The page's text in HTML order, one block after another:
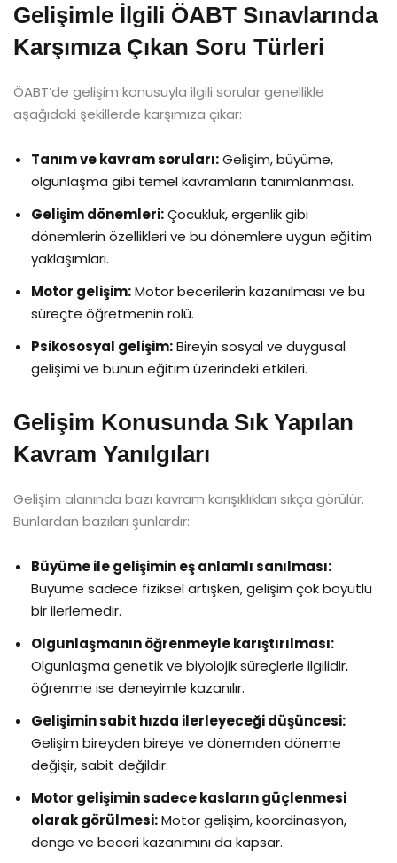
Gelişimle İlgili ÖABT Sınavlarında
Karşımıza Çıkan Soru Türleri
ÖABT’de gelişim konusuyla ilgili sorular genellikle
aşağıdaki şekillerde karşımıza çıkar:
Tanım ve kavram soruları:Gelişim, büyüme,
olgunlaşma gibi temel kavramların tanımlanması.
Gelişim dönemleri:Çocukluk, ergenlik gibi
dönemlerin özellikleri ve bu dönemlere uygun eğitim
yaklaşımları.
Motor gelişim:Motor becerilerin kazanılması ve bu
süreçte öğretmenin rolü.
Psikososyal gelişim:Bireyin sosyal ve duygusal
gelişimi ve bunun eğitim üzerindeki etkileri.
Gelişim Konusunda Sık Yapılan
Kavram Yanılgıları
Gelişim alanında bazı kavram karışıklıkları sıkça görülür.
Bunlardan bazıları şunlardır:
Büyüme ile gelişimin eş anlamlı sanılması:
Büyüme sadece fiziksel artışken, gelişim çok boyutlu
bir ilerlemedir.
Olgunlaşmanın öğrenmeyle karıştırılması:
Olgunlaşma genetik ve biyolojik süreçlerle ilgilidir,
öğrenme ise deneyimle kazanılır.
Gelişimin sabit hızda ilerleyeceği düşüncesi:
Gelişim bireyden bireye ve dönemden döneme
değişir, sabit değildir.
Motor gelişimin sadece kasların güçlenmesi
olarak görülmesi:Motor gelişim, koordinasyon,
denge ve beceri kazanımını da kapsar.